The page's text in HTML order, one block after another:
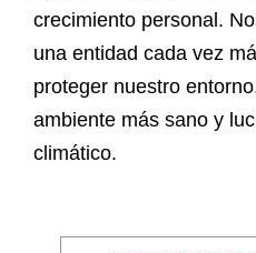
crecimiento personal.
una entidad cada vez
proteger nuestro
ambiente más sano y
climático.